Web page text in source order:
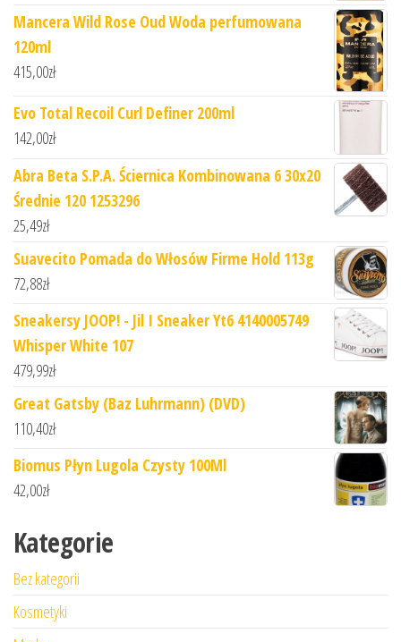
Mancera Wild Rose Oud Woda perfumowana
120ml
415,00zł
Evo Total Recoil Curl Definer 200ml
142,00zł
Abra Beta S.P.A. Ściernica Kombinowana 6 30x20
Średnie 120 1253296
25,49zł
Suavecito Pomada do Włosów Firme Hold 113g
72,88zł
Sneakersy JOOP! - Jil I Sneaker Yt6 4140005749
Whisper White 107
479,99zł
Great Gatsby (Baz Luhrmann) (DVD)
110,40zł
Biomus Płyn Lugola Czysty 100Ml
42,00zł
Kategorie
Bez kategorii
Kosmetyki